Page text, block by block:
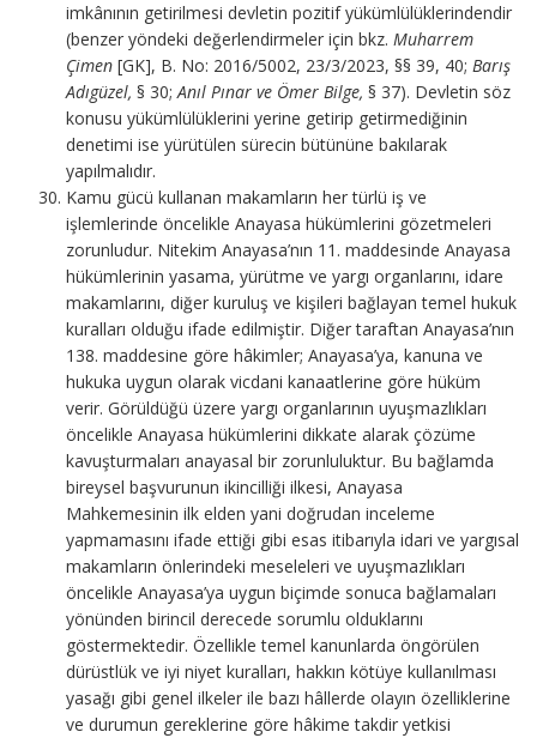
imkânının getirilmesi devletin pozitif yükümlülüklerindendir
(benzer yöndeki değerlendirmeler için bkz. Muharrem
Çimen [GK], B. No: 2016/5002, 23/3/2023, §§ 39, 40; Barış
Adıgüzel, § 30;Anıl Pınar ve Ömer Bilge, § 37). Devletin söz
konusu yükümlülüklerini yerine getirip getirmediğinin
denetimi ise yürütülen sürecin bütününe bakılarak
yapılmalıdır.
Kamu gücü kullanan makamların her türlü iş ve
işlemlerinde öncelikle Anayasa hükümlerini gözetmeleri
zorunludur. Nitekim Anayasa’nın 11. maddesinde Anayasa
hükümlerinin yasama, yürütme ve yargı organlarını, idare
makamlarını, diğer kuruluş ve kişileri bağlayan temel hukuk
kuralları olduğu ifade edilmiştir. Diğer taraftan Anayasa’nın
138. maddesine göre hâkimler; Anayasa’ya, kanuna ve
hukuka uygun olarak vicdani kanaatlerine göre hüküm
verir. Görüldüğü üzere yargı organlarının uyuşmazlıkları
öncelikle Anayasa hükümlerini dikkate alarak çözüme
kavuşturmaları anayasal bir zorunluluktur. Bu bağlamda
bireysel başvurunun ikincilliği ilkesi, Anayasa
Mahkemesinin ilk elden yani doğrudan inceleme
yapmamasını ifade ettiği gibi esas itibarıyla idari ve yargısal
makamların önlerindeki meseleleri ve uyuşmazlıkları
öncelikle Anayasa’ya uygun biçimde sonuca bağlamaları
yönünden birincil derecede sorumlu olduklarını
göstermektedir. Özellikle temel kanunlarda öngörülen
dürüstlük ve iyi niyet kuralları, hakkın kötüye kullanılması
yasağı gibi genel ilkeler ile bazı hâllerde olayın özelliklerine
ve durumun gereklerine göre hâkime takdir yetkisi